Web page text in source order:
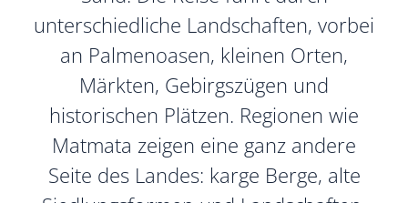
unterschiedliche Landschaften, vorbei
an Palmenoasen, kleinen Orten,
Märkten, Gebirgszügen und
historischen Plätzen. Regionen wie
Matmata zeigen eine ganz andere
Seite des Landes: karge Berge, alte